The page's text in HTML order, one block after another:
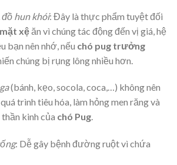
đồ hun khói: Đây là thực phẩm tuyệt đối
xệăn vì chúng tác động đến vị giá, hệ
bạn nên nhớ, nếu chó pug trưởng
chúng bị rụng lông nhiều hơn.
(bánh, kẹo, socola, coca,…) không nên
trình tiêu hóa, làm hỏng men răng và
kinh của chó Pug.
: Dễ gây bệnh đường ruột vì chứa